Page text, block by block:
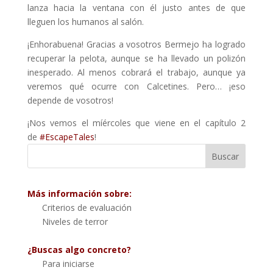
lanza hacia la ventana con él justo antes de que
lleguen los humanos al salón.
¡Enhorabuena! Gracias a vosotros Bermejo ha logrado
recuperar la pelota, aunque se ha llevado un polizón
inesperado. Al menos cobrará el trabajo, aunque ya
veremos qué ocurre con Calcetines. Pero… ¡eso
depende de vosotros!
¡Nos vemos el míércoles que viene en el capítulo 2
de #EscapeTales!
Más información sobre:
Criterios de evaluación
Niveles de terror
¿Buscas algo concreto?
Para iniciarse